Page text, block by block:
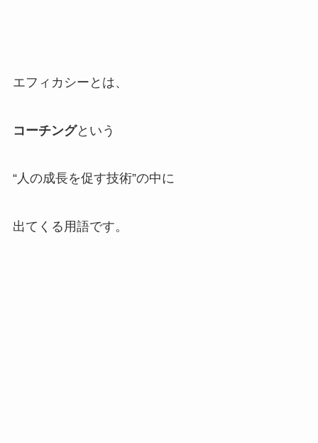
エフィカシーとは、
コーチングという
“人の成長を促す技術”の中に
出てくる用語です。